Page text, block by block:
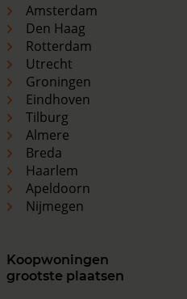
Amsterdam
Den Haag
Rotterdam
Utrecht
Groningen
Eindhoven
Tilburg
Almere
Breda
Haarlem
Apeldoorn
Nijmegen
Koopwoningen
grootste plaatsen